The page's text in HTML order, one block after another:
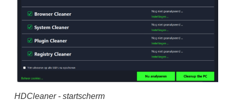
HDCleaner - startscherm